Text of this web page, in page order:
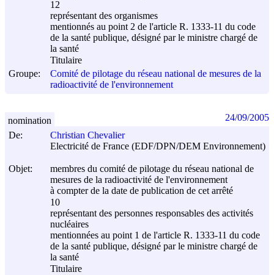
12
représentant des organismes
mentionnés au point 2 de l'article R. 1333-11 du code
de la santé publique, désigné par le ministre chargé de
la santé
Titulaire
Groupe:
Comité de pilotage du réseau national de mesures de la
radioactivité de l'environnement
De:
Christian Chevalier
Electricité de France (EDF/DPN/DEM Environnement)
Objet:
membres du comité de pilotage du réseau national de
mesures de la radioactivité de l'environnement
à compter de la date de publication de cet arrêté
10
représentant des personnes responsables des activités
nucléaires
mentionnées au point 1 de l'article R. 1333-11 du code
de la santé publique, désigné par le ministre chargé de
la santé
Titulaire
nomination 24/09/2005